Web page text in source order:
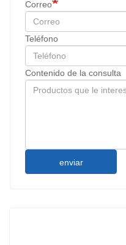
Correo
Teléfono
Contenido de la consulta
enviar